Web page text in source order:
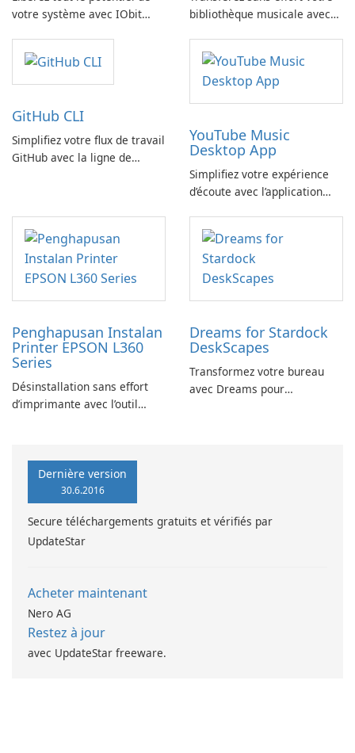
votre système avec IObit
bibliothèque musicale avec
GitHub CLI
Simplifiez votre flux de travail
GitHub avec la ligne de
YouTube Music
Desktop App
Simplifiez votre expérience
d’écoute avec l’application
Penghapusan Instalan
Printer EPSON L360
Series
Désinstallation sans effort
d’imprimante avec l’outil
Dreams for Stardock
DeskScapes
Transformez votre bureau
avec Dreams pour
Dernière version
30.6.2016
Secure téléchargements gratuits et vérifiés par
UpdateStar
Acheter maintenant
Nero AG
Restez à jour
avec UpdateStar freeware.